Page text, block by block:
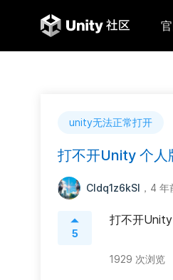
unity无法正常打开
打不开Unity 个人
Cldq1z6kSI ，4 年
5
打不开
1929 次浏览